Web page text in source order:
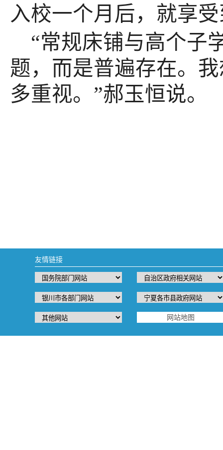
入校一个月后，就享
“常规床铺与高个子
题，而是普遍存在。
多重视。”郝玉恒说。
友情链接
网站地图